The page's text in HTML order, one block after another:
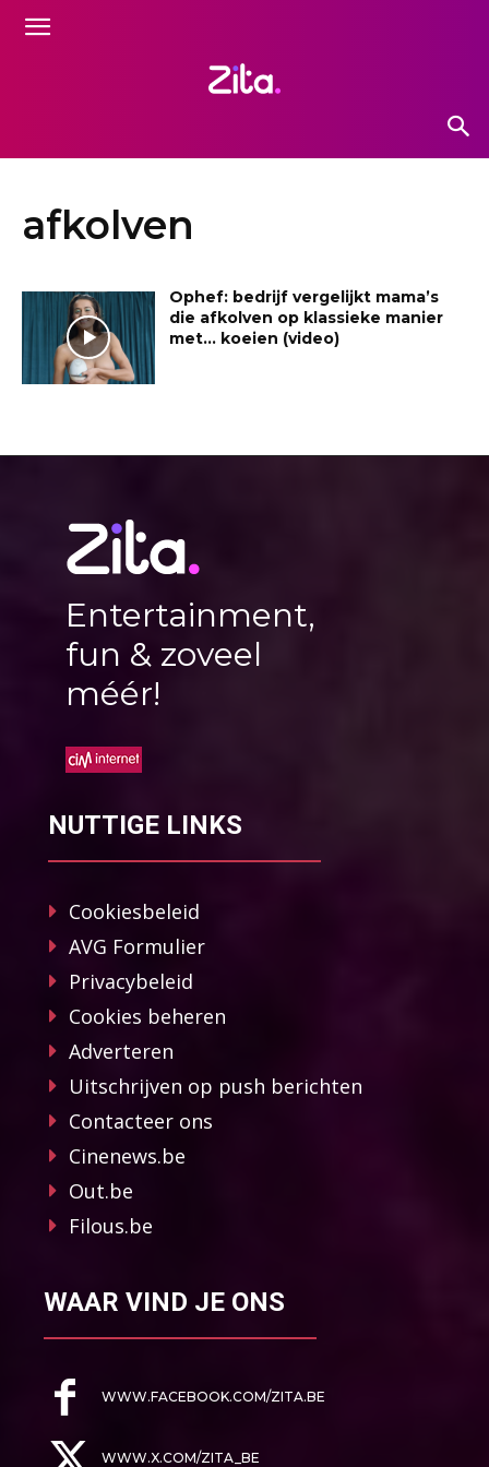
afkolven
Ophef: bedrijf vergelijkt mama’s
die afkolven op klassieke manier
met… koeien (video)
Entertainment,
fun & zoveel
méér!
NUTTIGE LINKS
Cookiesbeleid
AVG Formulier
Privacybeleid
Cookies beheren
Adverteren
Uitschrijven op push berichten
Contacteer ons
Cinenews.be
Out.be
Filous.be
WAAR VIND JE ONS
WWW.FACEBOOK.COM/ZITA.BE
WWW.X.COM/ZITA_BE